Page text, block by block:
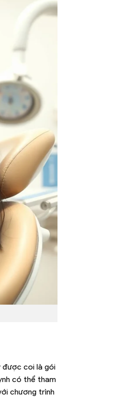
được coi là gói
có thể tham
chương trình